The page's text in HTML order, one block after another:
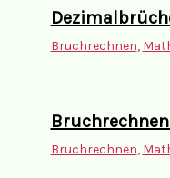
Bruchrechnen,
Bruchrechnen,